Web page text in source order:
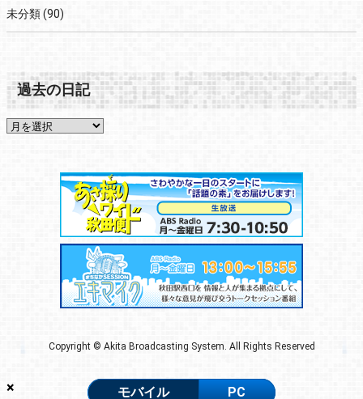
×
未分類(90)
過去の日記
Copyright © Akita Broadcasting System. All Rights Reserved
モバイル PC